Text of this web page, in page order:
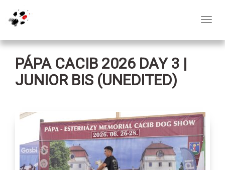
PÁPA CACIB 2026 DAY 3 |
JUNIOR BIS (UNEDITED)